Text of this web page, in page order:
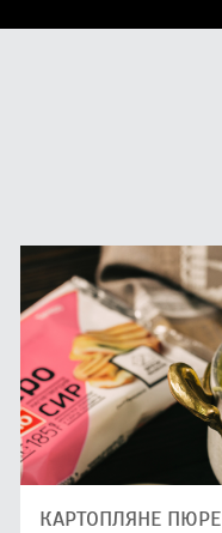
КАРТОПЛЯНЕ ПЮРЕ